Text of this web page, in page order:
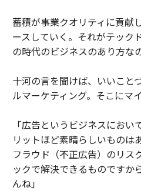
蓄積が事業クオリティに貢献
ースしていく。それがテック
の時代のビジネスのあり方な
十河の言を聞けば、いいこと
ルマーケティング。そこにマ
「広告というビジネスにお
リットほど素晴らしいものは
フラウド（不正広告）のリス
ックで解決できるものですか
んね」